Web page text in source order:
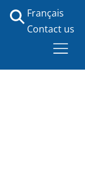
Français
Contact us